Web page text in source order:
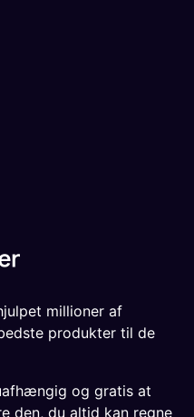
millioner af
produkter til de
og gratis at
den, du altid kan regne